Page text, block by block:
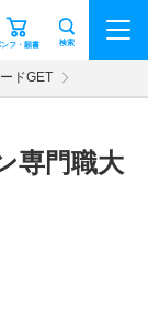
ンフ・願書 検索
ドGET
専門職大